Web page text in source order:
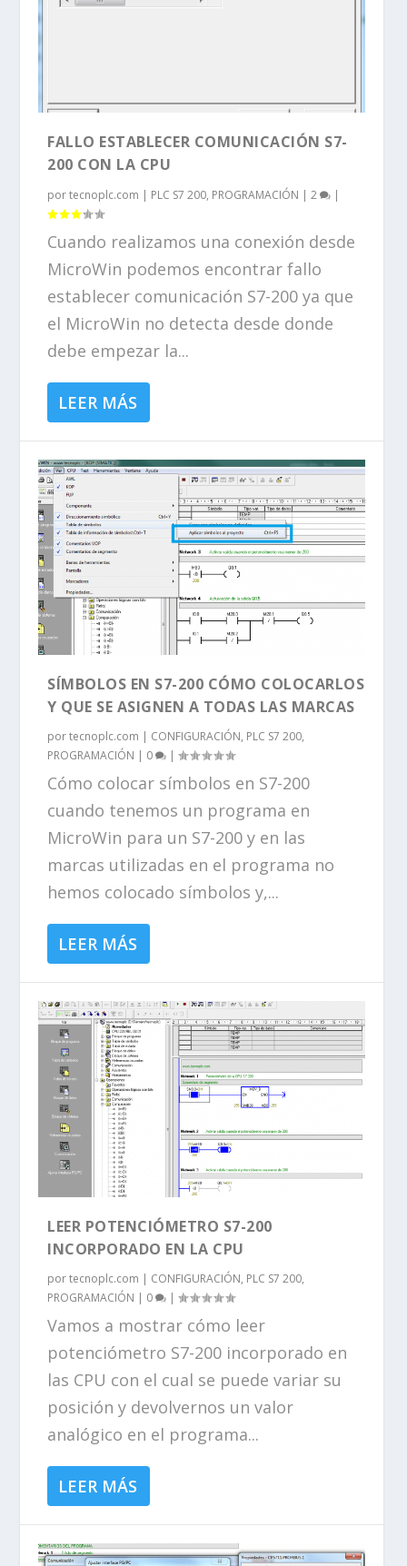
FALLO ESTABLECER COMUNICACIÓN S7-
200 CON LA CPU
portecnoplc.com | PLC S7 200, PROGRAMACIÓN |2 |
Cuando realizamos una conexión desde
MicroWin podemos encontrar fallo
establecer comunicación S7-200 ya que
el MicroWin no detecta desde donde
debe empezar la...
LEER MÁS
SÍMBOLOS EN S7-200 CÓMO COLOCARLOS
Y QUE SE ASIGNEN A TODAS LAS MARCAS
portecnoplc.com CONFIGURACIÓN, PLC S7 200,
PROGRAMACIÓN
0 |
Cómo colocar símbolos en S7-200
cuando tenemos un programa en
MicroWin para un S7-200 y en las
marcas utilizadas en el programa no
hemos colocado símbolos y,...
LEER MÁS
LEER POTENCIÓMETRO S7-200
INCORPORADO EN LA CPU
portecnoplc.com | CONFIGURACIÓN, PLC S7 200,
PROGRAMACIÓN | 0 |
Vamos a mostrar cómo leer
potenciómetro S7-200 incorporado en
las CPU con el cual se puede variar su
posición y devolvernos un valor
analógico en el programa...
LEER MÁS